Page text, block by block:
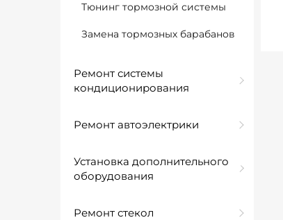
Тюнинг тормозной системы
Замена тормозных барабанов
Ремонт системы
кондиционирования
Ремонт автоэлектрики
Установка дополнительного
оборудования
Ремонт стекол